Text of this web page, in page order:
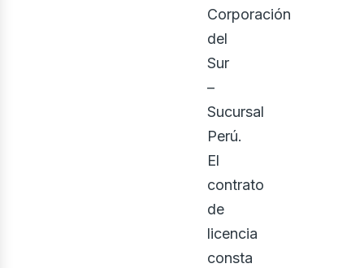
Corporación
del
Sur
–
Sucursal
Perú.
El
contrato
de
licencia
consta